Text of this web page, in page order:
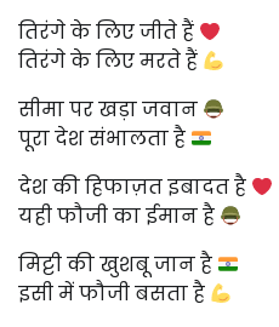
तिरंगे के लिए जीते हैं
तिरंगे के लिए मरते हैं
सीमा पर खड़ा जवान
पूरा देश संभालता है
देश की हिफाज़त इबादत है
यही फौजी का ईमान है
मिट्टी की खुशबू जान है
इसी में फौजी बसता है